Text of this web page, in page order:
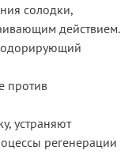
солодки,
действием.
против
устраняют
регенерации